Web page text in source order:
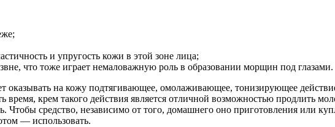
и упругость кожи в этой зоне лица;
что тоже играет немаловажную роль в образовании морщин под глазами.
на кожу подтягивающее, омолаживающее, тонизирующее
крем такого действия является отличной возможностью продлить
Чтобы средство, независимо от того, домашнего оно приготовления или
— использовать.